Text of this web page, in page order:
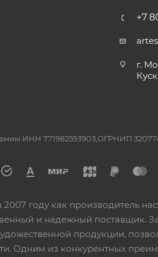
+7
г.
ИНН 771982593903,ОГРНИП
году как производитель
и надежный
продукции,
Одним из конкурентных